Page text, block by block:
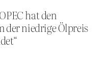
hat den
der niedrige Ölpreis